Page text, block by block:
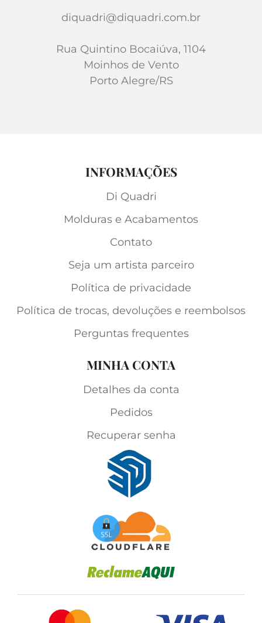
diquadri@diquadri.com.br
Rua Quintino Bocaiúva, 1104
Moinhos de Vento
Porto Alegre/RS
INFORMAÇÕES
Di Quadri
Molduras e Acabamentos
Contato
Seja um artista parceiro
Política de privacidade
Política de trocas, devoluções e reembolsos
Perguntas frequentes
MINHA CONTA
Detalhes da conta
Pedidos
Recuperar senha